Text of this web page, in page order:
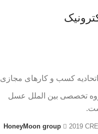
تخصصی بین الملل عسل
HoneyMoon group 2019